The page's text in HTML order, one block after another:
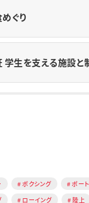
ぐり
学生を支える施設と
ボクシング ボート
ローイング 陸上